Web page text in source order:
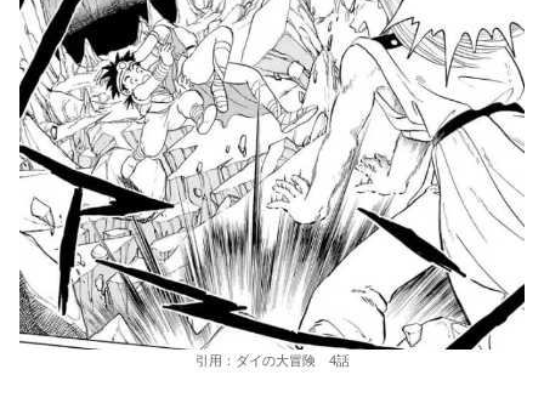
引用：ダイの大冒険 4話